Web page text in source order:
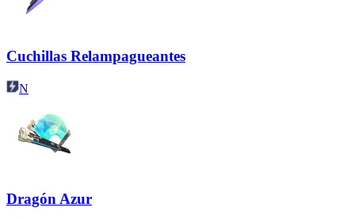
Cuchillas Relampagueantes
N
Dragón Azur